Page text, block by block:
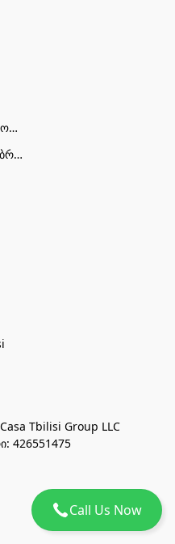
Call Us Now
კონფიდენციალურობის პოლიტიკა
საქონლის უპირობოდ დაბრუნების პირობები
Tbilisi Group LLC
426551475